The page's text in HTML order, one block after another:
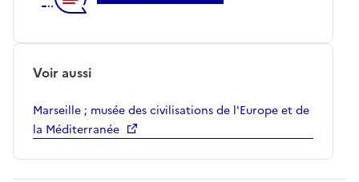
Voir aussi
Marseille ; musée des civilisations de l'Europe et de
la Méditerranée